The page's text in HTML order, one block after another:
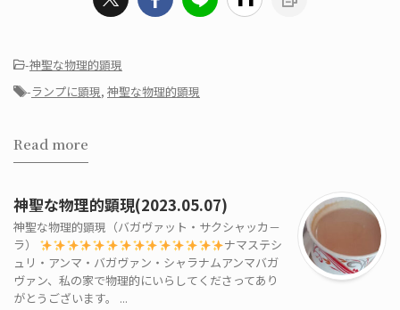
-神聖な物理的顕現
-ランプに顕現, 神聖な物理的顕現
Read more
神聖な物理的顕現(2023.05.07)
神聖な物理的顕現（バガヴァット・サクシャッカ－
ラ）
ナマステシ
ュリ・アンマ・バガヴァン・シャラナムアンマバガ
ヴァン、私の家で物理的にいらしてくださってあり
がとうございます。 ...